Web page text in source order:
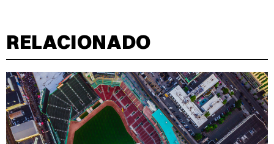
RELACIONADO